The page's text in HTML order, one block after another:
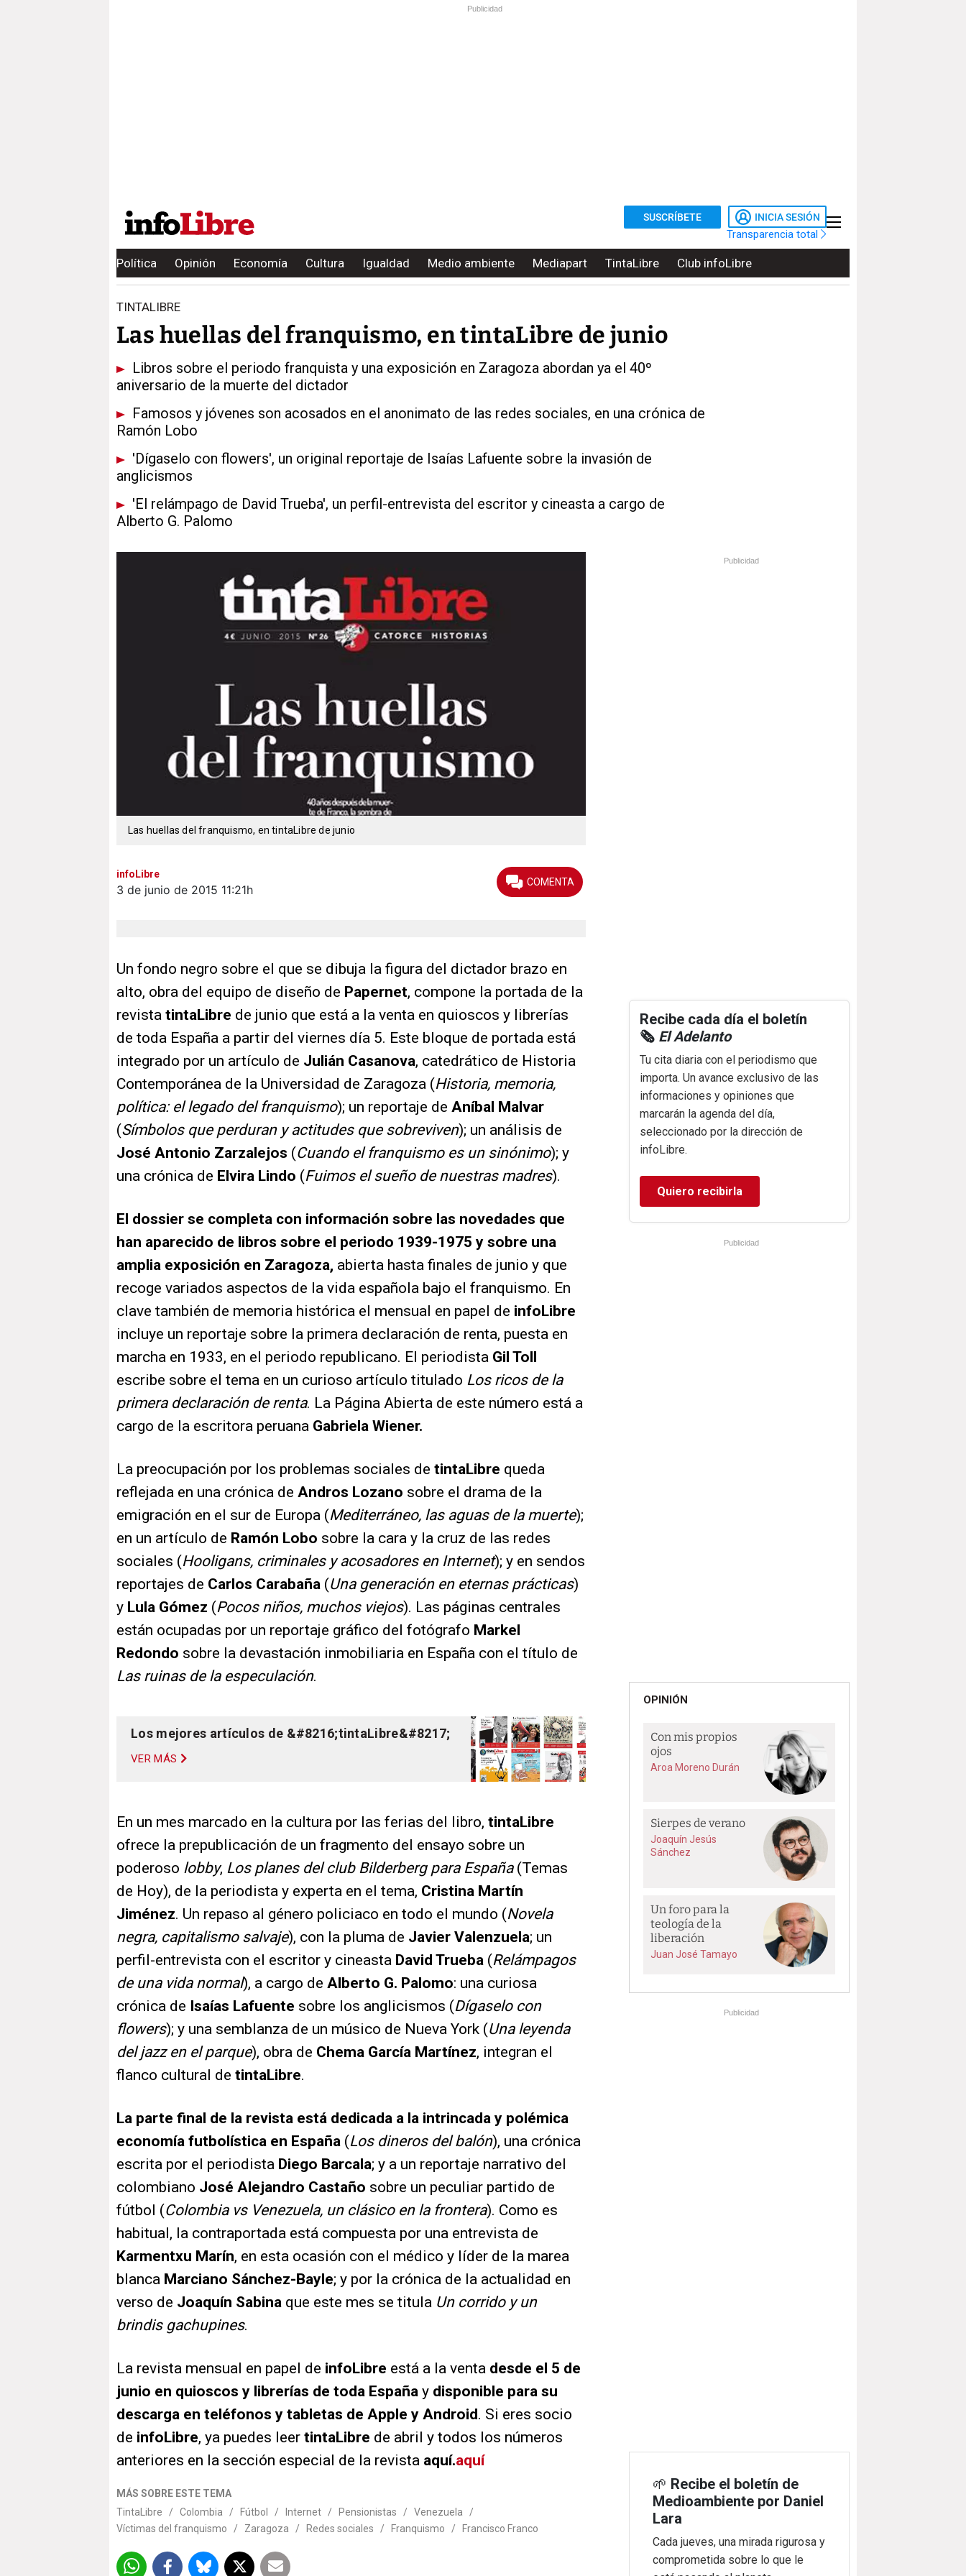
Publicidad
SUSCRÍBETE INICIA SESIÓN
Transparencia total
Política Opinión Economía Cultura Igualdad Medio ambiente Mediapart TintaLibre Club infoLibre
TINTALIBRE
Las huellas del franquismo, en tintaLibre de junio
Libros sobre el periodo franquista y una exposición en Zaragoza abordan ya el 40º
aniversario de la muerte del dictador
Famosos y jóvenes son acosados en el anonimato de las redes sociales, en una crónica de
Ramón Lobo
'Dígaselo con flowers', un original reportaje de Isaías Lafuente sobre la invasión de
anglicismos
'El relámpago de David Trueba', un perfil-entrevista del escritor y cineasta a cargo de
Alberto G. Palomo
Las huellas del franquismo, en tintaLibre de junio
infoLibre
3 de junio de 2015 11:21h
Un fondo negro sobre el que se dibuja la figura del dictador brazo en
alto, obra del equipo de diseño de Papernet, compone la portada de la
revista tintaLibre de junio que está a la venta en quioscos y librerías
de toda España a partir del viernes día 5. Este bloque de portada está
integrado por un artículo de Julián Casanova, catedrático de Historia
Contemporánea de la Universidad de Zaragoza (Historia, memoria,
política: el legado del franquismo); un reportaje de Aníbal Malvar
(Símbolos que perduran y actitudes que sobreviven); un análisis de
José Antonio Zarzalejos (Cuando el franquismo es un sinónimo); y
una crónica de Elvira Lindo (Fuimos el sueño de nuestras madres).
El dossier se completa con información sobre las novedades que
han aparecido de libros sobre el periodo 1939-1975 y sobre una
amplia exposición en Zaragoza, abierta hasta finales de junio y que
recoge variados aspectos de la vida española bajo el franquismo. En
clave también de memoria histórica el mensual en papel de info Libre
incluye un reportaje sobre la primera declaración de renta, puesta en
marcha en 1933, en el periodo republicano. El periodista Gil Toll
escribe sobre el tema en un curioso artículo titulado Los ricos de la
primera declaración de renta. La Página Abierta de este número está a
cargo de la escritora peruana Gabriela Wiener.
La preocupación por los problemas sociales de tintaLibre queda
reflejada en una crónica de Andros Lozano sobre el drama de la
emigración en el sur de Europa (Mediterráneo, las aguas de la muerte);
en un artículo de Ramón Lobo sobre la cara y la cruz de las redes
sociales (Hooligans, criminales y acosadores en Internet); y en sendos
reportajes de Carlos Carabaña (Una generación en eternas prácticas)
y Lula Gómez (Pocos niños, muchos viejos). Las páginas centrales
están ocupadas por un reportaje gráfico del fotógrafo Markel
Redondo sobre la devastación inmobiliaria en España con el título de
Las ruinas de la especulación.
Los mejores artículos de &#8216;tintaLibre&#8217;
VER MÁS
En un mes marcado en la cultura por las ferias del libro, tintaLibre
ofrece la prepublicación de un fragmento del ensayo sobre un
poderoso lobby, Los planes del club Bilderberg para España(Temas
de Hoy), de la periodista y experta en el tema, Cristina Martín
Jiménez. Un repaso al género policiaco en todo el mundo (Novela
negra, capitalismo salvaje), con la pluma de Javier Valenzuela; un
perfil-entrevista con el escritor y cineasta David Trueba (Relámpagos
de una vida normal), a cargo de Alberto G. Palomo: una curiosa
crónica de Isaías Lafuente sobre los anglicismos (Dígaselo con
flowers); y una semblanza de un músico de Nueva York (Una leyenda
del jazz en el parque), obra de Chema García Martínez, integran el
flanco cultural de tintaLibre.
La parte final de la revista está dedicada a la intrincada y polémica
economía futbolística en España (Los dineros del balón), una crónica
escrita por el periodista Diego Barcala; y a un reportaje narrativo del
colombiano José Alejandro Castaño sobre un peculiar partido de
fútbol (Colombia vs Venezuela, un clásico en la frontera). Como es
habitual, la contraportada está compuesta por una entrevista de
Karmentxu Marín, en esta ocasión con el médico y líder de la marea
blanca Marciano Sánchez-Bayle; y por la crónica de la actualidad en
verso de Joaquín Sabina que este mes se titula Un corrido y un
brindis gachupines.
La revista mensual en papel de infoLibre está a la venta desde el 5 de
junio en quioscos y librerías de toda España y disponible para su
descarga en teléfonos y tabletas de Apple y Android. Si eres socio
de infoLibre, ya puedes leer tintaLibre de abril y todos los números
anteriores en la sección especial de la revista aquí.aquí
MÁS SOBRE ESTE TEMA
TintaLibre
/ Colombia / Fútbol / Internet / Pensionistas / Venezuela
/
Víctimas del franquismo
/ Zaragoza / Redes sociales / Franquismo / Francisco Franco
Publicidad
Recibe cada día el boletín
🗞️ El Adelanto
Tu cita diaria con el periodismo que
importa. Un avance exclusivo de las
informaciones y opiniones que
marcarán la agenda del día,
seleccionado por la dirección de
infoLibre.
Quiero recibirla
Publicidad
OPINIÓN
Con mis propios
ojos
Aroa Moreno Durán
Sierpes de verano
Joaquín Jesús
Sánchez
Un foro para la
teología de la
liberación
Juan José Tamayo
Publicidad
🌱 Recibe el boletín de
Medioambiente por Daniel
Lara
Cada jueves, una mirada rigurosa y
comprometida sobre lo que le